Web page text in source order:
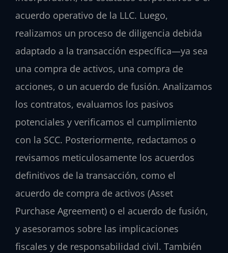
acuerdo operativo de la LLC. Luego,
realizamos un proceso de diligencia debida
adaptado a la transacción específica—ya sea
una compra de activos, una compra de
acciones, o un acuerdo de fusión. Analizamos
los contratos, evaluamos los pasivos
potenciales y verificamos el cumplimiento
con la SCC. Posteriormente, redactamos o
revisamos meticulosamente los acuerdos
definitivos de la transacción, como el
acuerdo de compra de activos (Asset
Purchase Agreement) o el acuerdo de fusión,
y asesoramos sobre las implicaciones
fiscales y de responsabilidad civil. También